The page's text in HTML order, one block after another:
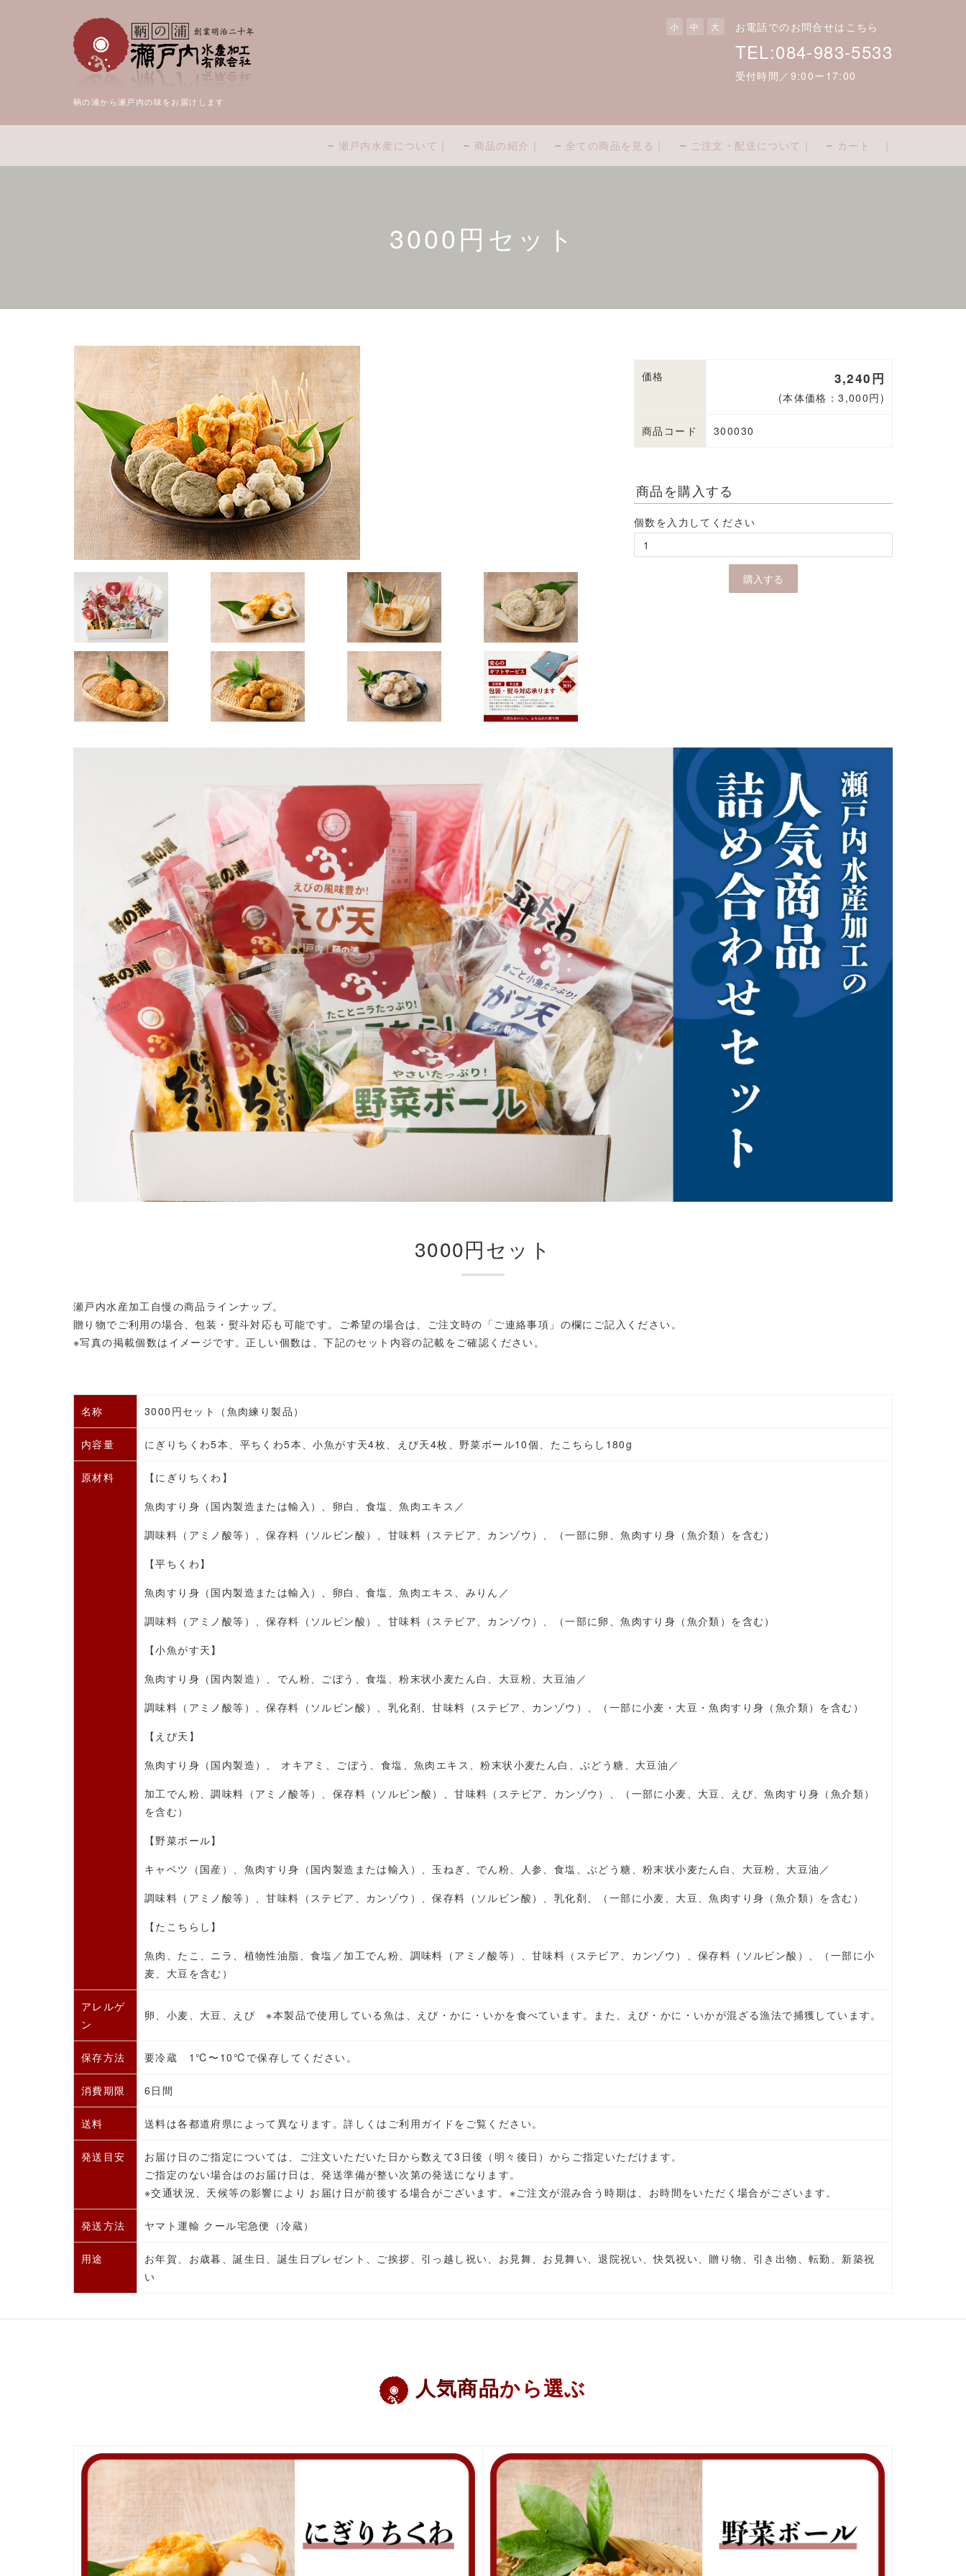
鞆の浦から瀬戸内の味をお届けします
お電話でのお問合せはこちら
TEL:084-983-5533
受付時間／9:00ー17:00
小 中 大
瀬戸内水産について｜ 商品の紹介｜ 全ての商品を見る｜ ご注文・配送について｜ カート ｜
3000円セット
価格 3,240円
(本体価格：3,000円)
商品コード 300030
商品を購入する
個数を入力してください
3000円セット
瀬戸内水産加工自慢の商品ラインナップ。
贈り物でご利用の場合、包装・熨斗対応も可能です。ご希望の場合は、ご注文時の「ご連絡事項」の欄にご記入ください。
※写真の掲載個数はイメージです。正しい個数は、下記のセット内容の記載をご確認ください。
名称 3000円セット（ 魚肉練り製品）
内容量 にぎりちくわ5本、平ちくわ5本、小魚がす天4枚、えび天4枚、野菜ボール10個、たこちらし180g
原材料
【にぎりちくわ】
魚肉すり身（国内製造または輸入）、卵白、食塩、魚肉エキス／
調味料（アミノ酸等）、保存料（ソルビン酸）、甘味料（ステビア、カンゾウ）、（一部に卵、魚肉すり身（魚介類）を含む）
【平ちくわ】
魚肉すり身（国内製造または輸入）、卵白、食塩、魚肉エキス、みりん／
調味料（アミノ酸等）、保存料（ソルビン酸）、甘味料（ステビア、カンゾウ）、（一部に卵、魚肉すり身（魚介類）を含む）
【小魚がす天】
魚肉すり身（国内製造）、でん粉、ごぼう、食塩、粉末状小麦たん白、大豆粉、大豆油／
調味料（アミノ酸等）、保存料（ソルビン酸）、乳化剤、甘味料（ステビア、カンゾウ）、（一部に小麦・大豆・魚肉すり身（魚介類）を含む）
【えび天】
魚肉すり身（国内製造）、 オキアミ、ごぼう、食塩、魚肉エキス、粉末状小麦たん白、ぶどう糖、大豆油／
加工でん粉、調味料（アミノ酸等）、保存料（ソルビン酸）、甘味料（ステビア、カンゾウ）、（一部に小麦、大豆、えび、魚肉すり身（魚介類）
を含む）
【野菜ボール】
キャベツ（国産）、 魚肉すり身（国内製造または輸入）、玉ねぎ、でん粉、人参、食塩、ぶどう糖、粉末状小麦たん白、大豆粉、大豆油 ／
調味料（アミノ酸等）、甘味料（ステビア、カンゾウ）、保存料（ソルビン酸）、乳化剤、
（一部に小麦、大豆、魚肉すり身（魚介類）を含む）
【たこちらし】
魚肉、たこ、ニラ、植物性油脂、食塩／加工でん粉、調味料（アミノ酸等）、甘味料（ステビア、カンゾウ）、保存料（ソルビン酸）、（一部に小
麦、大豆を含む）
アレルゲ
ン
卵、小麦、大豆、えび ※本製品で使用している魚は、えび・かに・いかを食べています。また、えび・かに・いかが混ざる漁法で捕獲しています。
保存方法 要冷蔵 1℃〜10℃で保存してください。
消費期限 6日間
送料 送料は各都道府県によって異なります。詳しくはご利用ガイドをご覧ください。
発送目安
お届け日のご指定については、ご注文いただいた日から数えて3日後（明々後日）からご指定いただけます。
ご指定のない場合はのお届け日は、発送準備が整い次第の発送になります。
※交通状況、天候等の影響により お届け日が前後する場合がございます。 ※ご注文が混み合う時期は、お時間をいただく場合がございます。
発送方法 ヤマト運輸 クール宅急便（冷蔵）
用途
お年賀、お歳暮、誕生日、誕生日プレゼント、ご挨拶、引っ越し祝い、お見舞、お見舞い、退院祝い、快気祝い、贈り物、引き出物、転勤、新築祝
い
人気商品から選ぶ